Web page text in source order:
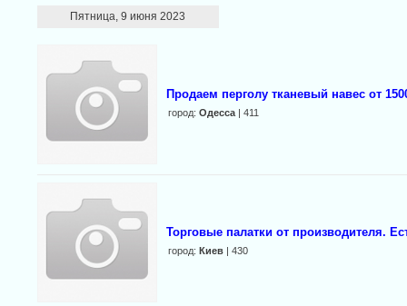
Пятница, 9 июня 2023
Продаем перголу тканевый навес от
город: Одесса| 411
Торговые палатки от производителя.
город: Киев| 430